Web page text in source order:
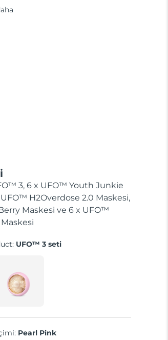
3, 6 x UFO™ Youth Junkie
H2Overdose 2.0 Maskesi,
Maskesi ve 6 x UFO™
UFO™ 3 seti
Pearl Pink